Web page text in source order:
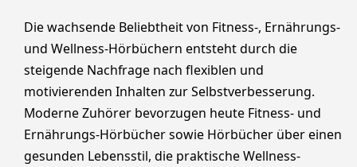
Die wachsende Beliebtheit von Fitness-, Ernährungs-
und Wellness-Hörbüchern entsteht durch die
steigende Nachfrage nach flexiblen und
motivierenden Inhalten zur Selbstverbesserung.
Moderne Zuhörer bevorzugen heute Fitness- und
Ernährungs-Hörbücher sowie Hörbücher über einen
gesunden Lebensstil, die praktische Wellness-